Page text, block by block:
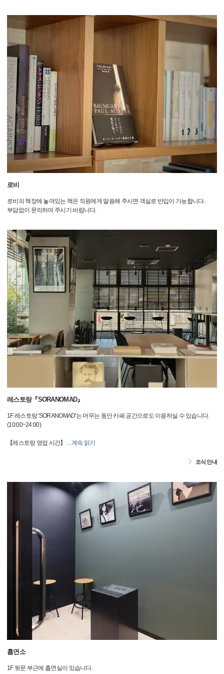
로비
로비의 책장에 놓여있는 책은 직원에게 말씀해 주시면 객실로 반입이 가능합니다.
부담없이 문의하여 주시기 바랍니다.
레스토랑『SORANOMAD』
1F 레스토랑 'SORANOMAD'는 머무는 동안 카페 공간으로도 이용하실 수 있습니다.
(10:00~24:00)
【레스토랑 영업 시간】 …계속 읽기
조식 안내
흡연소
1F 뒷문 부근에 흡연실이 있습니다.